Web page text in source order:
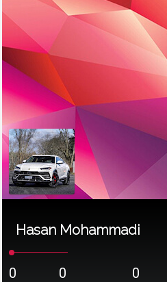
Hasan Mohammadi
0 0 0